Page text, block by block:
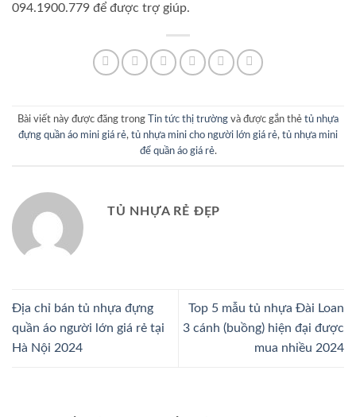
094.1900.779 để được trợ giúp.
Bài viết này được đăng trong Tin tức thị trường và được gắn thẻ tủ nhựa
đựng quần áo mini giá rẻ, tủ nhựa mini cho người lớn giá rẻ, tủ nhựa mini
để quần áo giá rẻ.
TỦ NHỰA RẺ ĐẸP
Địa chỉ bán tủ nhựa đựng
quần áo người lớn giá rẻ tại
Hà Nội 2024
Top 5 mẫu tủ nhựa Đài Loan
3 cánh (buồng) hiện đại được
mua nhiều 2024